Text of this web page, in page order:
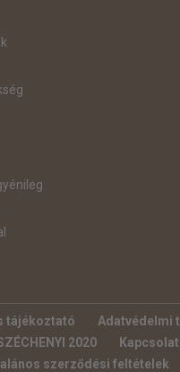
tájékoztató
Adatvédelmi
2020
Kapcsolat
szerződési feltételek